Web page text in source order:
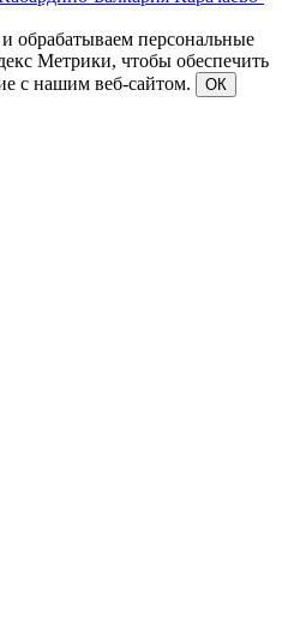
обрабатываем персональные
Метрики, чтобы обеспечить
с нашим веб-сайтом.
ОК